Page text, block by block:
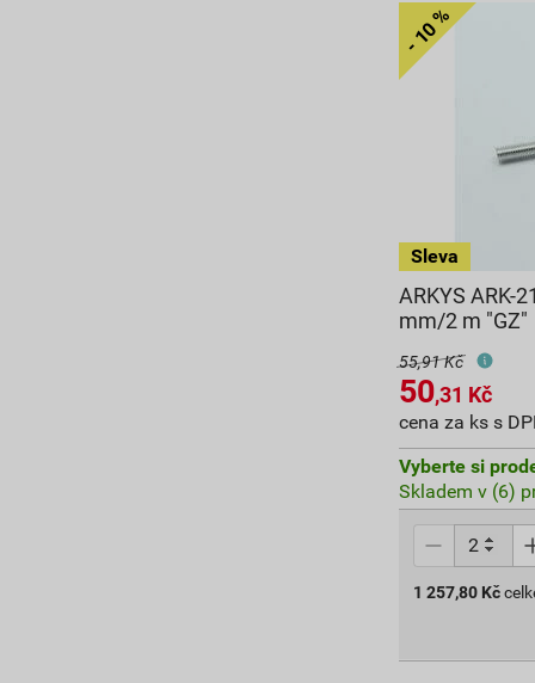
ARKYS ARK-
mm/2 m "GZ"
55,91 Kč
50,31 Kč
cena za ks s
Vyberte si
Skladem v (6)
1 257,80 Kč